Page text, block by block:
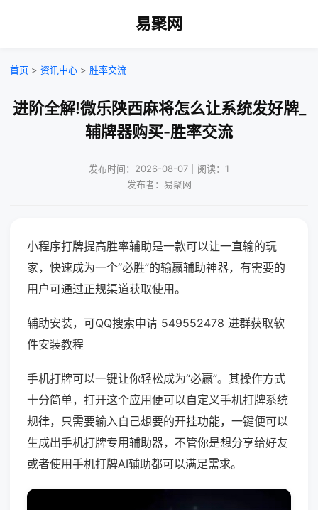
易聚网
首页 > 资讯中心 > 胜率交流
进阶全解!微乐陕西麻将怎么让系统发好牌_
辅牌器购买-胜率交流
发布时间：2026-08-07｜阅读：1
发布者：易聚网
小程序打牌提高胜率辅助是一款可以让一直输的玩
家，快速成为一个“必胜”的输赢辅助神器，有需要的
用户可通过正规渠道获取使用。
辅助安装，可QQ搜索申请 549552478 进群获取软
件安装教程
手机打牌可以一键让你轻松成为“必赢”。其操作方式
十分简单，打开这个应用便可以自定义手机打牌系统
规律，只需要输入自己想要的开挂功能，一键便可以
生成出手机打牌专用辅助器，不管你是想分享给好友
或者使用手机打牌AI辅助都可以满足需求。